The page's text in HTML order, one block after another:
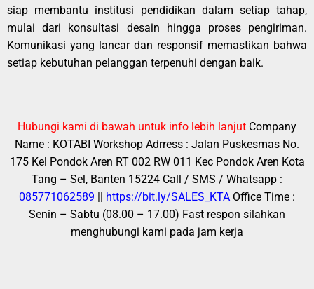
siap membantu institusi pendidikan dalam setiap tahap,
mulai dari konsultasi desain hingga proses pengiriman.
Komunikasi yang lancar dan responsif memastikan bahwa
setiap kebutuhan pelanggan terpenuhi dengan baik.
Hubungi kami di bawah untuk info lebih lanjut Company
Name : KOTABI Workshop Adrress : Jalan Puskesmas No.
175 Kel Pondok Aren RT 002 RW 011 Kec Pondok Aren Kota
Tang – Sel, Banten 15224 Call / SMS / Whatsapp :
085771062589 || https://bit.ly/SALES_KTA Office Time :
Senin – Sabtu (08.00 – 17.00) Fast respon silahkan
menghubungi kami pada jam kerja